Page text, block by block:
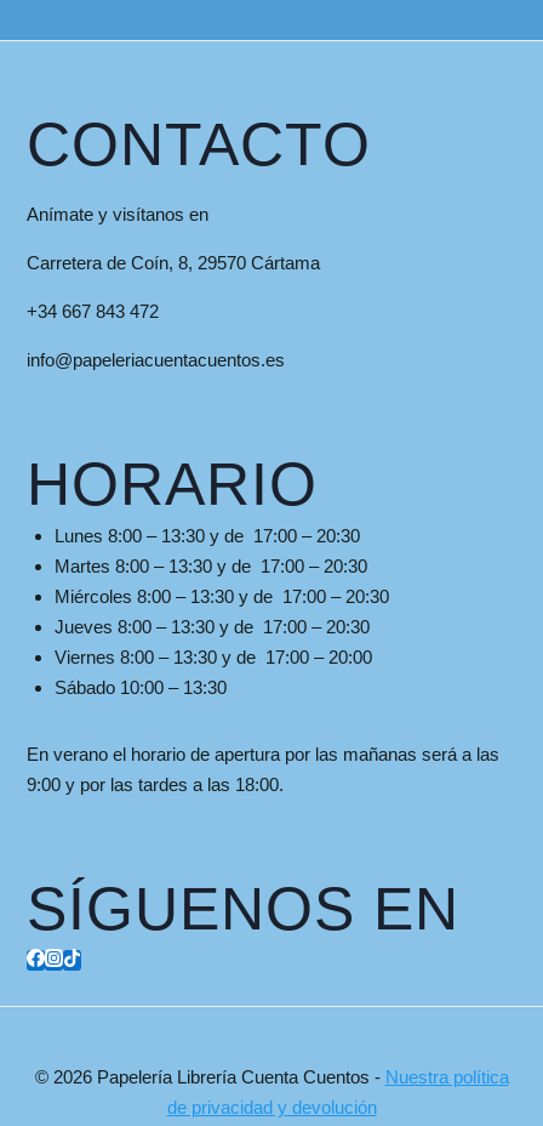
CONTACTO
Anímate y visítanos en
Carretera de Coín, 8, 29570 Cártama
+34 667 843 472
info@papeleriacuentacuentos.es
HORARIO
Lunes 8:00 – 13:30 y de 17:00 – 20:30
Martes 8:00 – 13:30 y de 17:00 – 20:30
Miércoles 8:00 – 13:30 y de 17:00 – 20:30
Jueves 8:00 – 13:30 y de 17:00 – 20:30
Viernes 8:00 – 13:30 y de 17:00 – 20:00
Sábado 10:00 – 13:30
En verano el horario de apertura por las mañanas será a las
9:00 y por las tardes a las 18:00.
SÍGUENOS EN
© 2026 Papelería Librería Cuenta Cuentos - Nuestra política
de privacidad y devolución